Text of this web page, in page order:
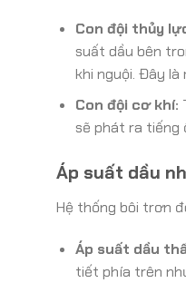
Con đội thủy
suất dầu bên
khi nguội. Đây là
Con đội cơ khí:
sẽ phát ra tiếng
Áp suất dầu
Hệ thống bôi trơn
Áp suất dầu
tiết phía trên